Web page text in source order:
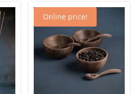
Online price!